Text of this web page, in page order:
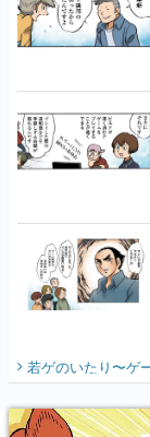
若ゲのいたり〜ゲ